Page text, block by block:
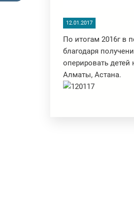
12.01.2017
По итогам 2016г в
благодаря
оперировать
Алматы, Астана.